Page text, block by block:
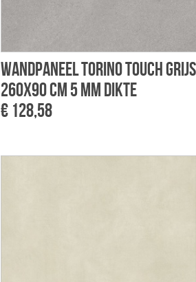
Wandpaneel Torino touch grijs
260x90 cm 5 mm dikte
€ 128,58